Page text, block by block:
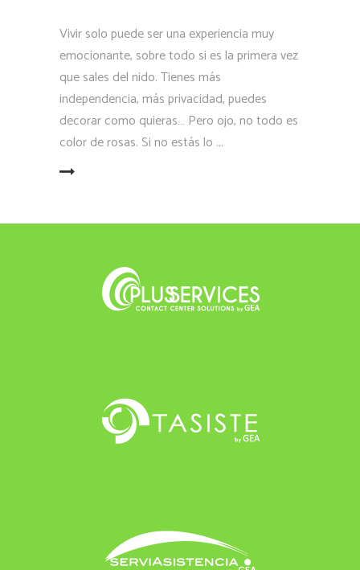
Vivir solo puede ser una experiencia muy
emocionante, sobre todo si es la primera vez
que sales del nido. Tienes más
independencia, más privacidad, puedes
decorar como quieras… Pero ojo, no todo es
color de rosas. Si no estás lo